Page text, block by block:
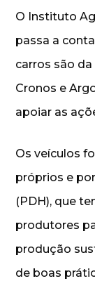
O Instituto
passa a
carros são
Cronos e
apoiar as
Os veículos
próprios e
(PDH), que
produtores
produção
de boas